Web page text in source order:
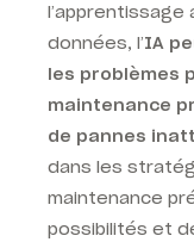
l’apprentissage
données, l’IA
les problèmes
maintenance
de pannes
dans les
maintenance
possibilités et